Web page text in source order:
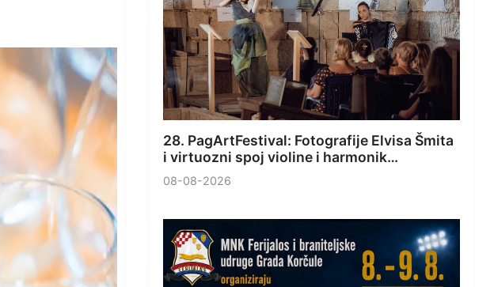
28. PagArtFestival: Fotografije Elvisa Šmita
i virtuozni spoj violine i harmonik…
08-08-2026